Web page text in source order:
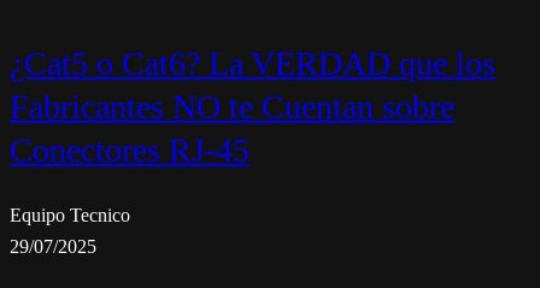
¿Cat5 o Cat6? La VERDAD que los
Fabricantes NO te Cuentan sobre
Conectores RJ-45
Equipo Tecnico
29/07/2025